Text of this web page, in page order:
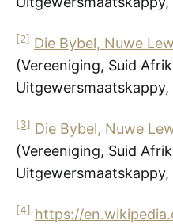
[2] Die Bybel, Nuwe
(Vereeniging, Suid
[3] Die Bybel, Nuwe
(Vereeniging, Suid
[4] https://